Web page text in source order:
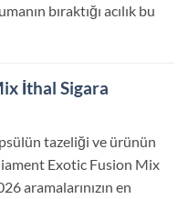
bıraktığı acılık bu
İthal Sigara
tazeliği ve ürünün
Exotic Fusion Mix
aramalarınızın en